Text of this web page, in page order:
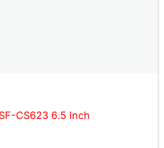
CS623 6.5 Inch